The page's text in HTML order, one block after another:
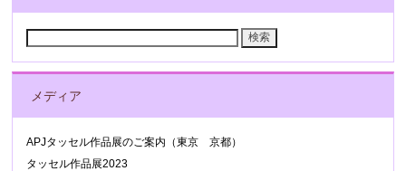
メディア
APJタッセル作品展のご案内（東京 京都）
タッセル作品展2023